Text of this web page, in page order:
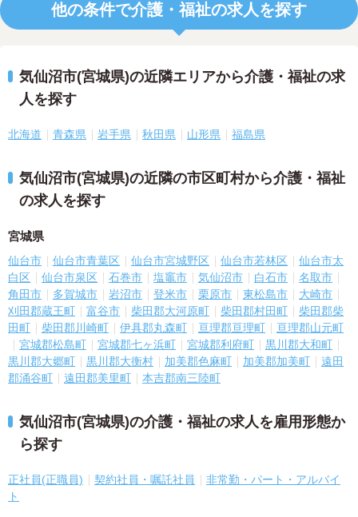
他の条件で介護・福祉の求人を探す
気仙沼市(宮城県)の近隣エリアから介護・福祉の求
人を探す
北海道 青森県 岩手県 秋田県 山形県 福島県
気仙沼市(宮城県)の近隣の市区町村から介護・福祉
の求人を探す
宮城県
仙台市 仙台市青葉区 仙台市宮城野区 仙台市若林区
仙台市太
白区
仙台市泉区 石巻市 塩竈市 気仙沼市 白石市
名取市
角田市
多賀城市 岩沼市 登米市 栗原市 東松島市
大崎市
刈田郡蔵王町
富谷市 柴田郡大河原町 柴田郡村田町
柴田郡柴
田町
柴田郡川崎町 伊具郡丸森町 亘理郡亘理町
亘理郡山元町
宮城郡松島町
宮城郡七ヶ浜町 宮城郡利府町
黒川郡大和町
黒川郡大郷町
黒川郡大衡村 加美郡色麻町 加美郡加美町
遠田
郡涌谷町
遠田郡美里町 本吉郡南三陸町
気仙沼市(宮城県)の介護・福祉の求人を雇用形態か
ら探す
正社員(正職員) 契約社員・嘱託社員
非常勤・パート・アルバイ
ト